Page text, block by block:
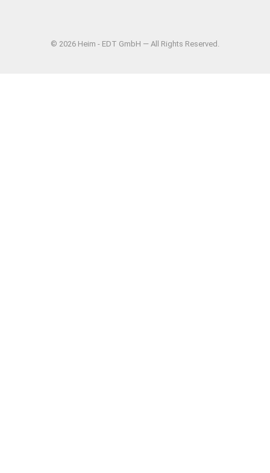
© 2026 Heim - EDT GmbH — All Rights Reserved.